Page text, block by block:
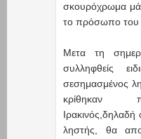
σκουρόχρωμα
το πρόσωπο του
Μετα τη
συλληφθείς
σεσημασμένος
κρίθηκαν
Ιρακινός,δηλαδή
ληστής, θα